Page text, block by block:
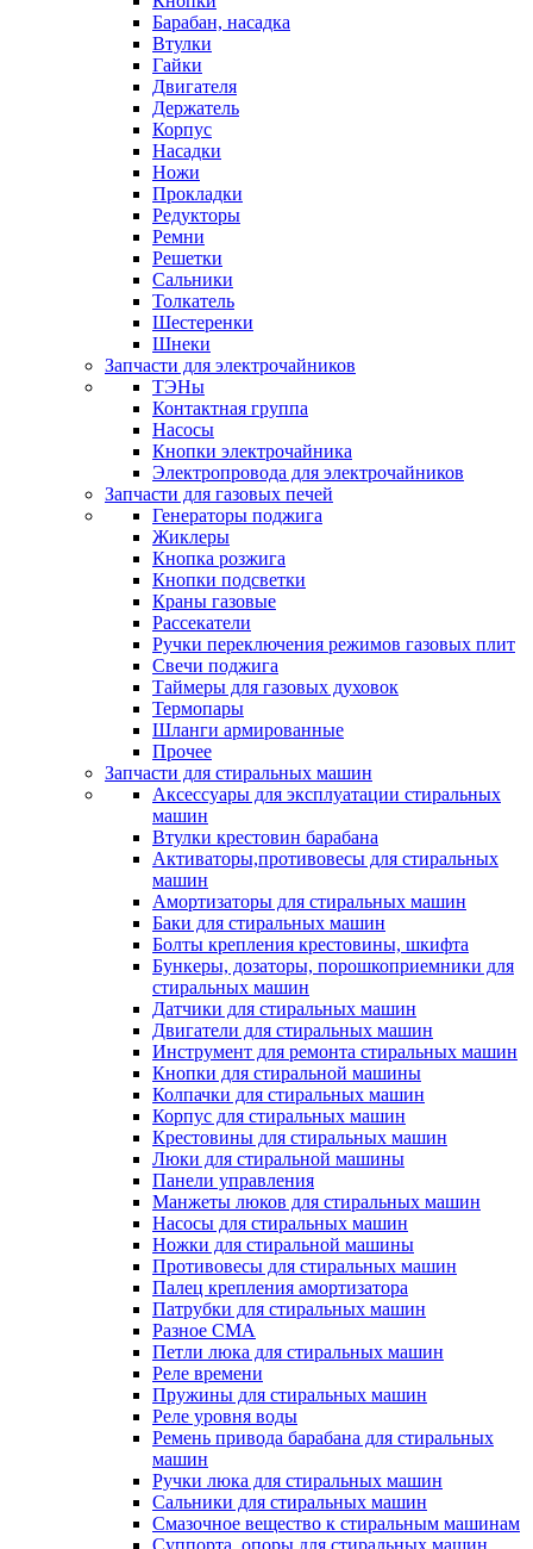
Барабан, насадка
Втулки
Гайки
Двигателя
Держатель
Корпус
Насадки
Ножи
Прокладки
Редукторы
Ремни
Решетки
Сальники
Толкатель
Шестеренки
Шнеки
Запчасти для электрочайников
ТЭНы
Контактная группа
Насосы
Кнопки электрочайника
Электропровода для электрочайников
Запчасти для газовых печей
Генераторы поджига
Жиклеры
Кнопка розжига
Кнопки подсветки
Краны газовые
Рассекатели
Ручки переключения режимов газовых плит
Свечи поджига
Таймеры для газовых духовок
Термопары
Шланги армированные
Прочее
Запчасти для стиральных машин
Аксессуары для эксплуатации стиральных
машин
Втулки крестовин барабана
Активаторы,противовесы для стиральных
машин
Амортизаторы для стиральных машин
Баки для стиральных машин
Болты крепления крестовины, шкифта
Бункеры, дозаторы, порошкоприемники для
стиральных машин
Датчики для стиральных машин
Двигатели для стиральных машин
Инструмент для ремонта стиральных машин
Кнопки для стиральной машины
Колпачки для стиральных машин
Корпус для стиральных машин
Крестовины для стиральных машин
Люки для стиральной машины
Панели управления
Манжеты люков для стиральных машин
Насосы для стиральных машин
Ножки для стиральной машины
Противовесы для стиральных машин
Палец крепления амортизатора
Патрубки для стиральных машин
Разное СМА
Петли люка для стиральных машин
Реле времени
Пружины для стиральных машин
Реле уровня воды
Ремень привода барабана для стиральных
машин
Ручки люка для стиральных машин
Сальники для стиральных машин
Смазочное вещество к стиральным машинам
Суппорта, опоры для стиральных машин